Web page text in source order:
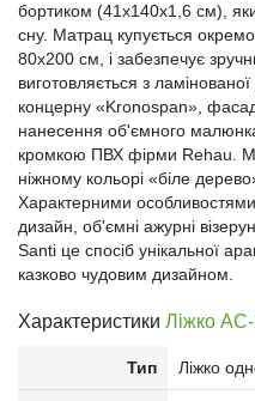
бортиком (41x140х1,6 см),
сну. Матрац купується
80х200 см, і забезпечує
виготовляється з
концерну «Kronospan»,
нанесення об'ємного
кромкою ПВХ фірми Rehau.
ніжному кольорі «біле
Характерними
дизайн, об'ємні ажурні
Santi це спосіб унікальної
казково чудовим дизайном.
Характеристики Ліжко
Тип Ліжко